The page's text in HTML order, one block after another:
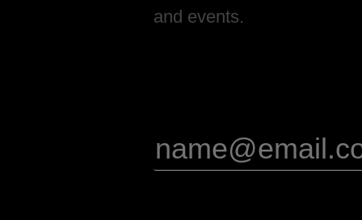
and events.